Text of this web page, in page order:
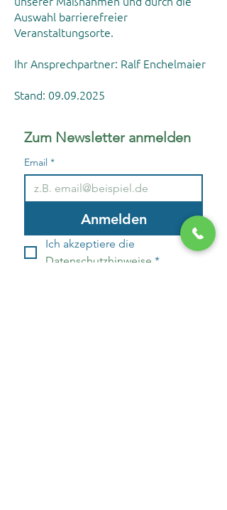
Auswahl barrierefreier
Veranstaltungsorte.
Ihr Ansprechpartner: Ralf Enchelmaier
Stand: 09.09.2025
Zum Newsletter anmelden
Email *
Anmelden
Datenschutzhinweise *